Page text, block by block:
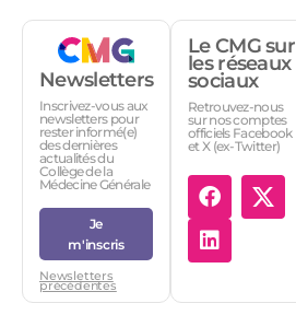
Newsletters
Inscrivez-vous aux
newsletters pour
rester informé(e)
des dernières
actualités du
Collège de la
Médecine Générale
Je
m'inscris
Newsletters
précédentes
Le CMG sur
les réseaux
sociaux
Retrouvez-nous
sur nos comptes
officiels Facebook
et X (ex-Twitter)